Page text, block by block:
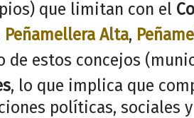
que limitan con el
Peñamellera Alta,
de estos concejos
, lo que implica que
políticas, sociales